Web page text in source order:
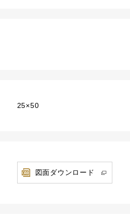
25×50
図面ダウンロード